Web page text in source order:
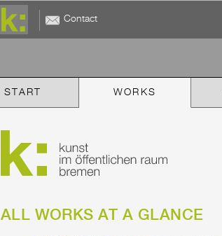
Contact
START WORKS
ALL WORKS AT A GLANCE